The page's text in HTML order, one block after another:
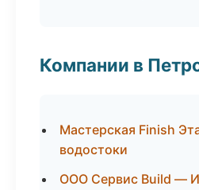
Компании в
Мастерская Finish
водостоки
ООО Сервис Build —